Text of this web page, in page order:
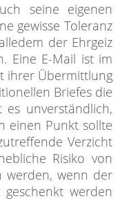
seine eigenen
gewisse Toleranz
der Ehrgeiz
Eine E-Mail ist im
ihrer Übermittlung
Briefes die
unverständlich,
einen Punkt sollte
Verzicht
Risiko von
werden, wenn der
werden